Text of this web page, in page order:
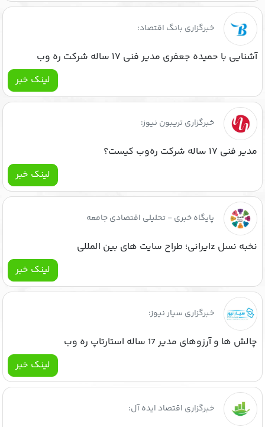
خبرگزاری بانگ اقتصاد:
آشنایی با حمیده جعفری مدیر فنی ۱۷ ساله شرکت ره وب
لینک خبر
خبرگزاری تریبون نیوز:
مدیر فنی ۱۷ ساله شرکت ره‌وب کیست؟
لینک خبر
پایگاه خبری - تحلیلی اقتصادی جامعه
نخبه نسل zایرانی؛ طراح سایت های بین المللی
لینک خبر
خبرگزاری سیار نیوز:
چالش ها و آرزوهای مدیر 17 ساله استارتاپ ره وب
لینک خبر
خبرگزاری اقتصاد ایده آل: